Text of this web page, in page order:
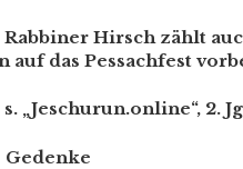
Rabbiner Hirsch zählt
auf das Pessachfest
s. „Jeschurun.online“, 2.
Gedenke